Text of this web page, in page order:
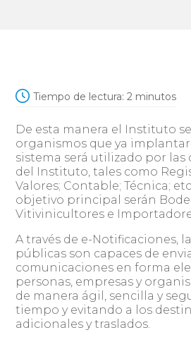
Tiempo de lectura: 2 minutos
De esta manera el Instituto
organismos que ya
sistema será utilizado por las
del Instituto, tales como
Valores; Contable; Técnica;
objetivo principal serán
Vitivinicultores e
A través de e-Notificaciones,
públicas son capaces de
comunicaciones en forma
personas, empresas y
de manera ágil, sencilla y
tiempo y evitando a los
adicionales y traslados.